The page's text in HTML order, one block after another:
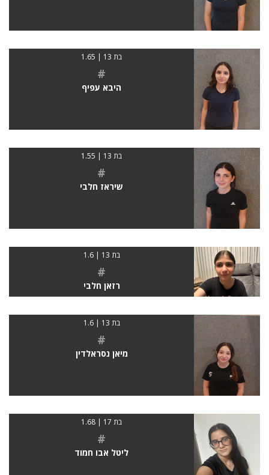
בת 13 | 1.65
#
היבא עפיף
בת 13 | 1.55
#
שיראז חלבי
בת 13 | 1.6
#
רזאן חלבי
בת 13 | 1.6
#
מיאן נסראלדין
בת 17 | 1.68
#
ליטל אבו חמוד